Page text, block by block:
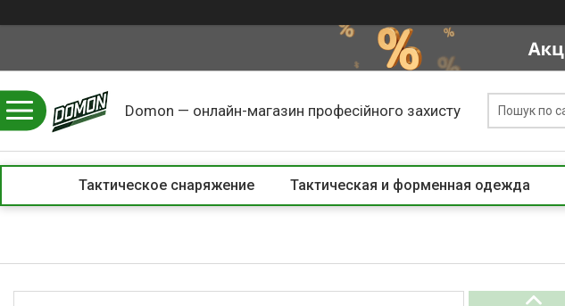
Domon — онлайн-магазин професійного захисту
Тактическое снаряжение Тактическая и форменная одежда